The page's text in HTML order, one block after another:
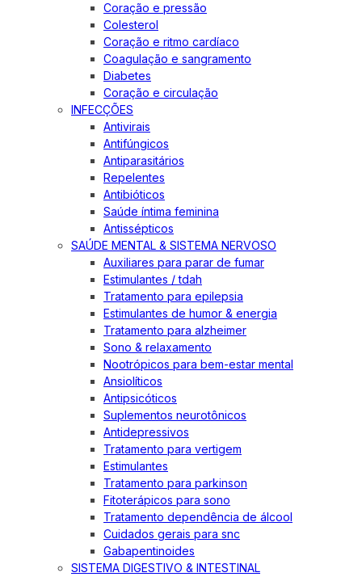
Coração e pressão
Colesterol
Coração e ritmo cardíaco
Coagulação e sangramento
Diabetes
Coração e circulação
INFECÇÕES
Antivirais
Antifúngicos
Antiparasitários
Repelentes
Antibióticos
Saúde íntima feminina
Antissépticos
SAÚDE MENTAL & SISTEMA NERVOSO
Auxiliares para parar de fumar
Estimulantes / tdah
Tratamento para epilepsia
Estimulantes de humor & energia
Tratamento para alzheimer
Sono & relaxamento
Nootrópicos para bem-estar mental
Ansiolíticos
Antipsicóticos
Suplementos neurotônicos
Antidepressivos
Tratamento para vertigem
Estimulantes
Tratamento para parkinson
Fitoterápicos para sono
Tratamento dependência de álcool
Cuidados gerais para snc
Gabapentinoides
SISTEMA DIGESTIVO & INTESTINAL